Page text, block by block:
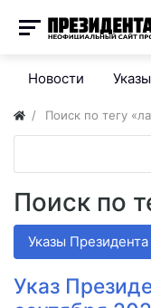
Новости
Поиск по тегу
Поиск по
Указы Президента
Указ